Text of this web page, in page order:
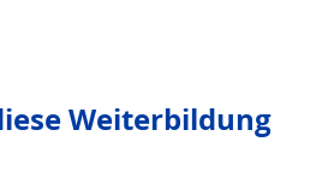
Weiter­bildung